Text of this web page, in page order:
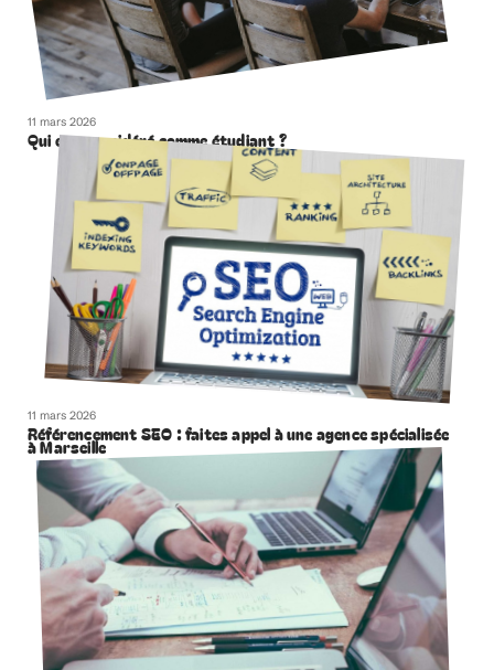
11 mars 2026
Qui est considéré comme étudiant ?
11 mars 2026
Référencement SEO : faites appel à une agence spécialisée
à Marseille